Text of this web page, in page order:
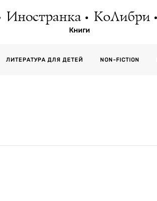
Иностранка КоЛибри
Книги
ЛИТЕРАТУРА ДЛЯ ДЕТЕЙ NON-FICTION